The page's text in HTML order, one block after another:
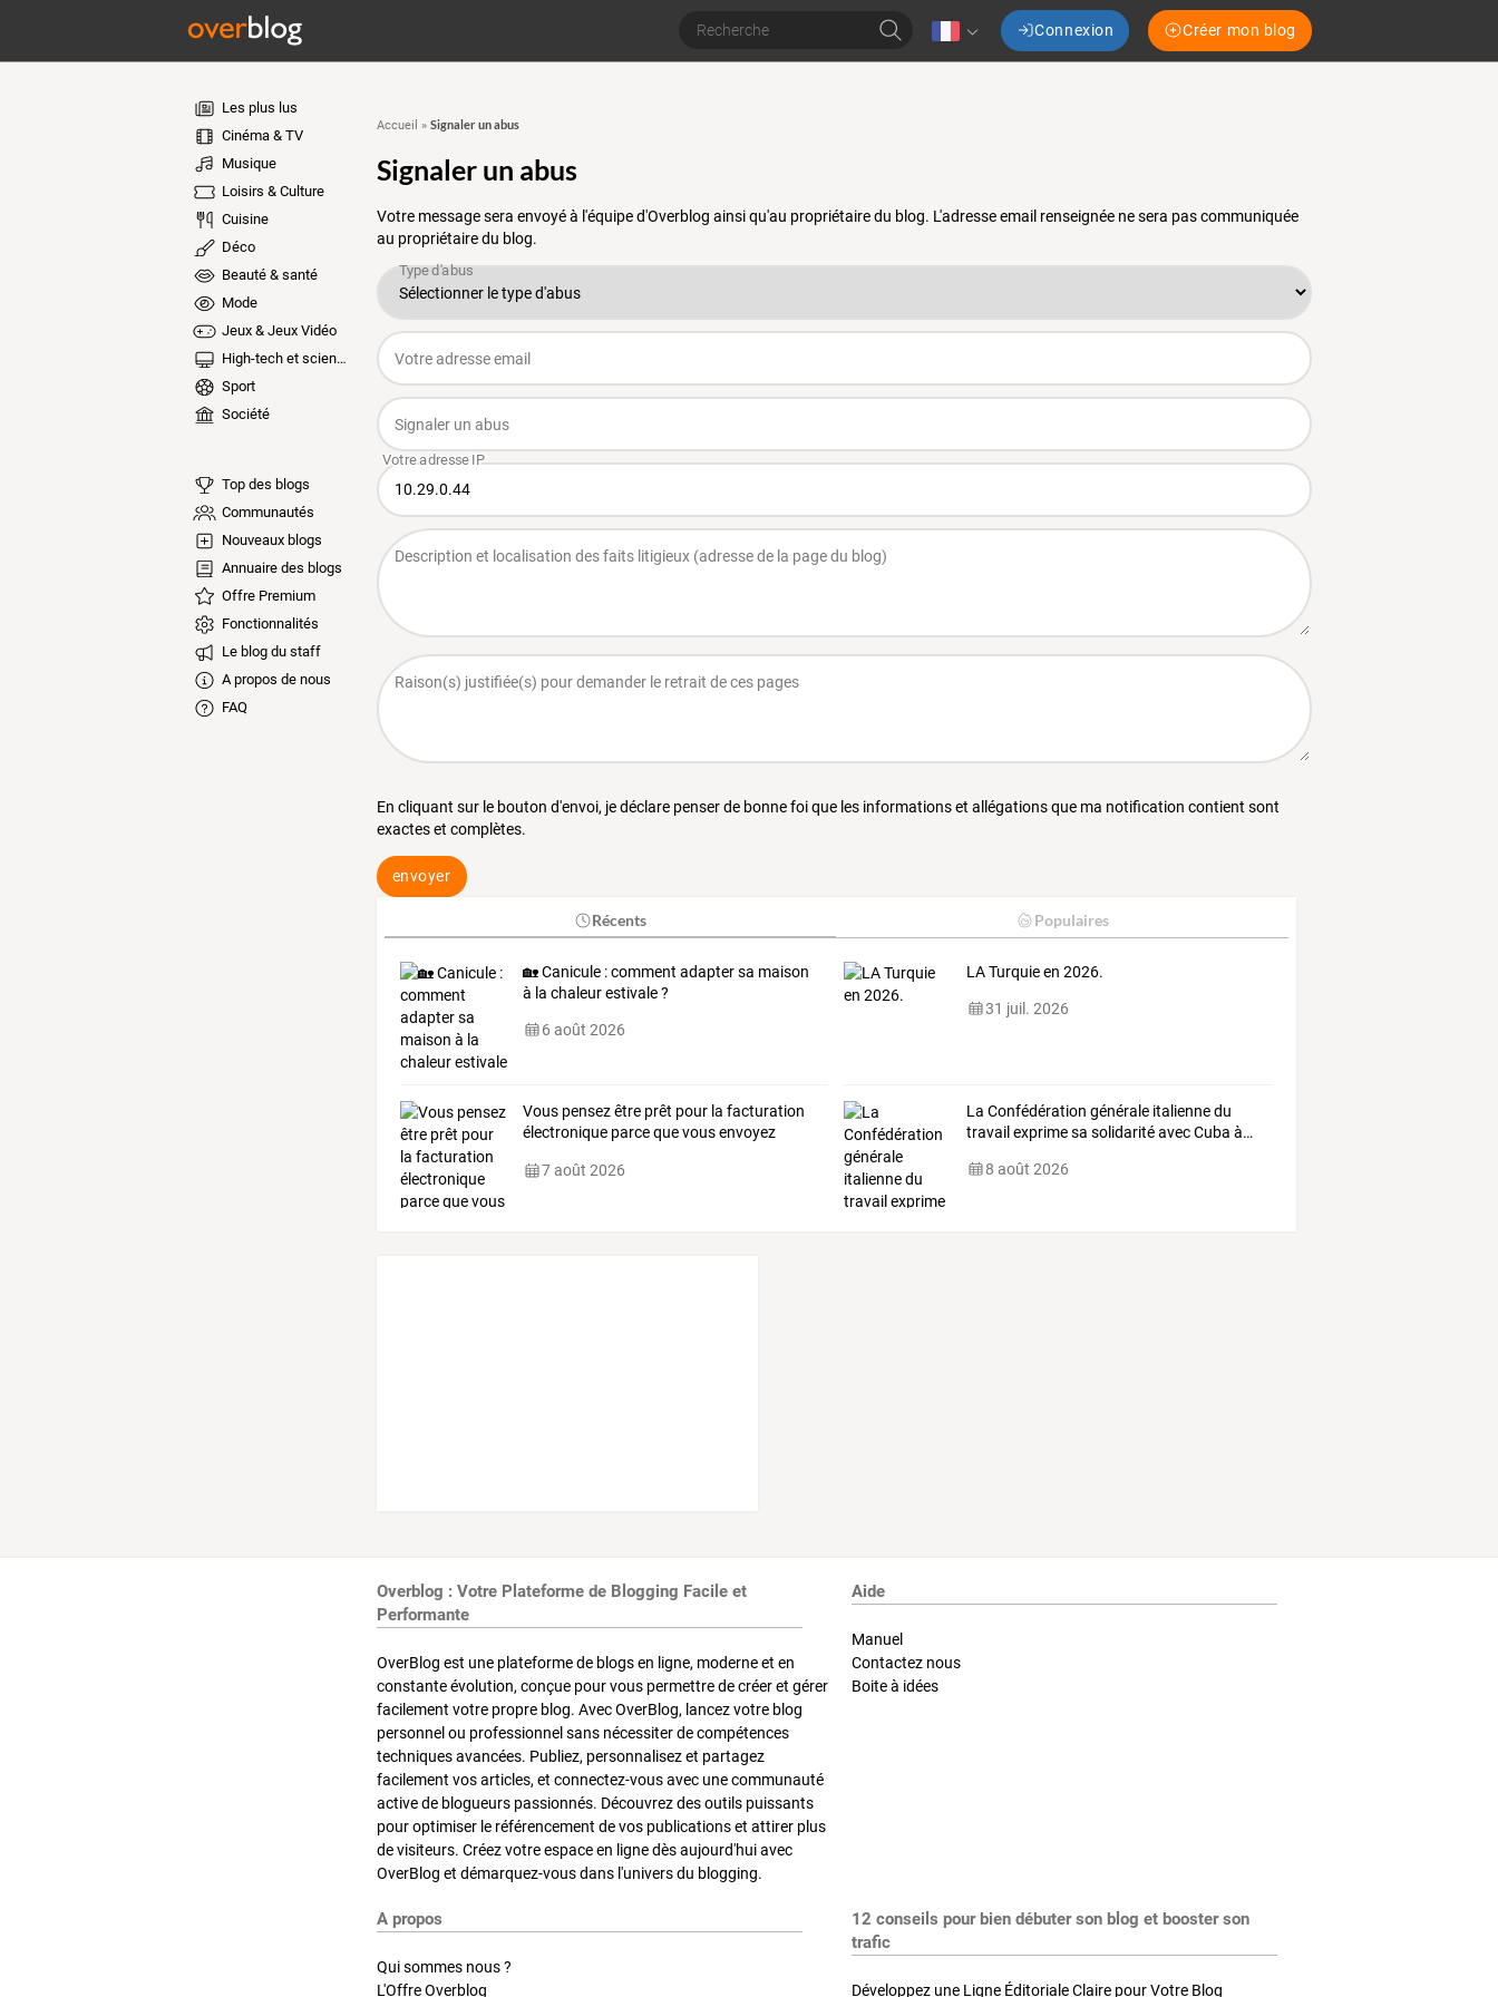
Connexion Créer mon blog
Les plus lus
Cinéma & TV
Musique
Loisirs & Culture
Cuisine
Déco
Beauté & santé
Mode
Jeux & Jeux Vidéo
High-tech et sciences
Sport
Société
Top des blogs
Communautés
Nouveaux blogs
Annuaire des blogs
Offre Premium
Fonctionnalités
Le blog du staff
A propos de nous
FAQ
Accueil » Signaler un abus
Signaler un abus
Votre message sera envoyé à l'équipe d'Overblog ainsi qu'au propriétaire du blog. L'adresse email renseignée ne sera pas communiquée
au propriétaire du blog.
En cliquant sur le bouton d'envoi, je déclare penser de bonne foi que les informations et allégations que ma notification contient sont
exactes et complètes.
envoyer
Récents Populaires
🏡 Canicule : comment adapter sa maison
à la chaleur estivale ?
6 août 2026
LA Turquie en 2026.
31 juil. 2026
Vouspensezêtreprêt pourla facturation
électroniqueparcequevousenvoyez
7 août 2026
La Confédération générale italiennedu
travail exprimesa solidaritéavecCuba à…
8 août 2026
Overblog : Votre Plateforme de Blogging Facile et
Performante
OverBlog est une plateforme de blogs en ligne, moderne et en
constante évolution, conçue pour vous permettre de créer et gérer
facilement votre propre blog. Avec OverBlog, lancez votre blog
personnel ou professionnel sans nécessiter de compétences
techniques avancées. Publiez, personnalisez et partagez
facilement vos articles, et connectez-vous avec une communauté
active de blogueurs passionnés. Découvrez des outils puissants
pour optimiser le référencement de vos publications et attirer plus
de visiteurs. Créez votre espace en ligne dès aujourd'hui avec
OverBlog et démarquez-vous dans l'univers du blogging.
Aide
Manuel
Contactez nous
Boite à idées
A propos
Qui sommes nous ?
L'Offre Overblog
12 conseils pour bien débuter son blog et booster son
trafic
Développez une Ligne Éditoriale Claire pour Votre Blog